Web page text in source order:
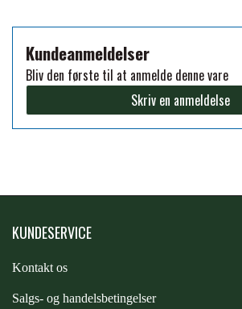
PREMIER EQUINE
RACING TACK
STUD MUFFIN
Kundeanmeldelser
Bliv den første til at anmelde denne vare
Skriv en anmeldelse
KUNDESERVICE
Kontakt os
Salgs- og handelsbetingelser